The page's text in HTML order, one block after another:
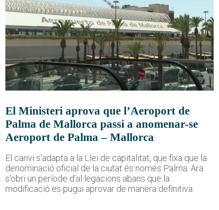
El Ministeri aprova que l’Aeroport de
Palma de Mallorca passi a anomenar-se
Aeroport de Palma – Mallorca
El canvi s'adapta a la Llei de capitalitat, que fixa que la
denominació oficial de la ciutat és només Palma. Ara
s'obri un període d'al·legacions abans que la
modificació es pugui aprovar de manera definitiva.